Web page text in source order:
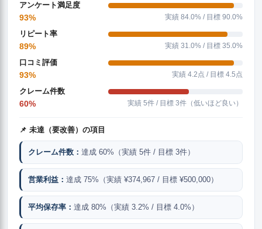
アンケート満足度
93% 実績 84.0% / 目標 90.0%
リピート率
89% 実績 31.0% / 目標 35.0%
口コミ評価
93% 実績 4.2点 / 目標 4.5点
クレーム件数
60% 実績 5件 / 目標 3件（低いほど良い）
📌 未達（要改善）の項目
クレーム件数： 達成 60%（実績 5件 / 目標 3件）
営業利益： 達成 75%（実績 ¥374,967 / 目標 ¥500,000）
平均保存率： 達成 80%（実績 3.2% / 目標 4.0%）